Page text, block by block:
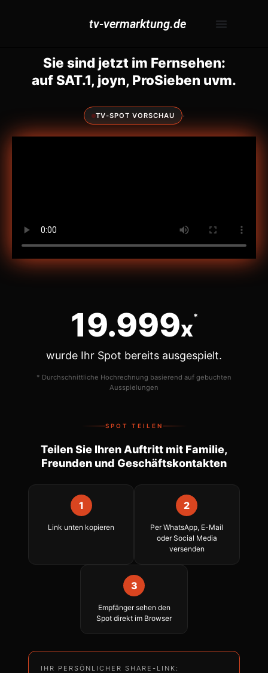
tv-vermarktung.de
Sie sind jetzt im Fernsehen:
auf SAT.1, joyn, ProSieben uvm.
TV-SPOT VORSCHAU ·
20.000x *
wurde Ihr Spot bereits ausgespielt.
* Durchschnittliche Hochrechnung basierend auf gebuchten
Ausspielungen
SPOT TEILEN
Teilen Sie Ihren Auftritt mit Familie,
Freunden und Geschäftskontakten
1
Link unten kopieren
2
Per WhatsApp, E-Mail
oder Social Media
versenden
3
Empfänger sehen den
Spot direkt im Browser
IHR PERSÖNLICHER SHARE-LINK: